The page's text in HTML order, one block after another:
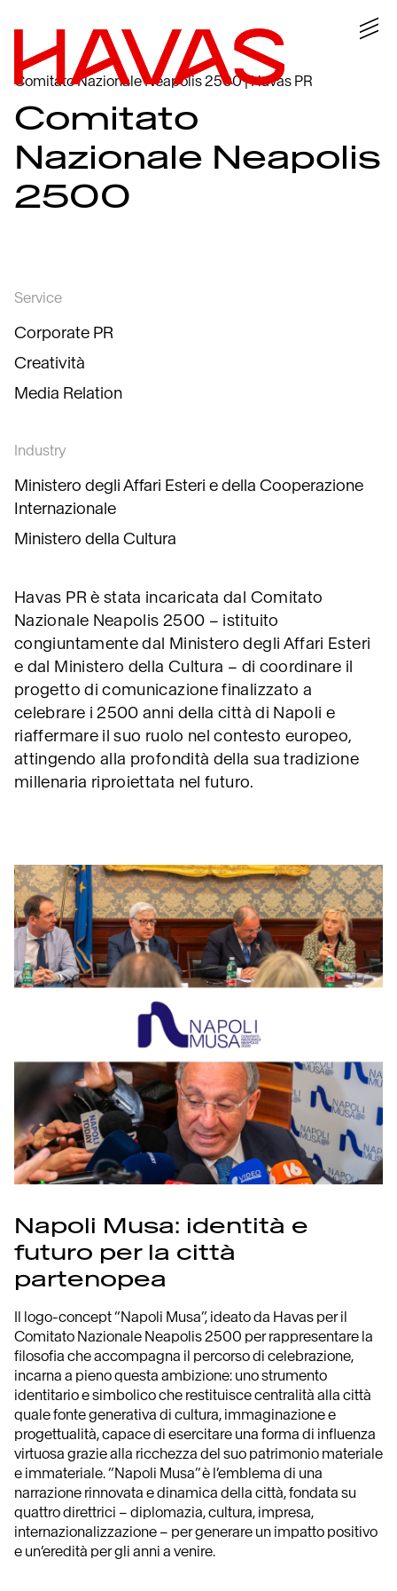
Comitato Nazionale Neapolis 2500 | Havas PR
Comitato
Nazionale Neapolis
2500
Service
Corporate PR
Creatività
Media Relation
Industry
Ministero degli Affari Esteri e della Cooperazione
Internazionale
Ministero della Cultura
Havas PR è stata incaricata dal Comitato
Nazionale Neapolis 2500 – istituito
congiuntamente dal Ministero degli Affari Esteri
e dal Ministero della Cultura – di coordinare il
progetto di comunicazione finalizzato a
celebrare i 2500 anni della città di Napoli e
riaffermare il suo ruolo nel contesto europeo,
attingendo alla profondità della sua tradizione
millenaria riproiettata nel futuro.
Napoli Musa: identità e
futuro per la città
partenopea
Il logo-concept “Napoli Musa”, ideato da Havas per il
Comitato Nazionale Neapolis 2500 per rappresentare la
filosofia che accompagna il percorso di celebrazione,
incarna a pieno questa ambizione: uno strumento
identitario e simbolico che restituisce centralità alla città
quale fonte generativa di cultura, immaginazione e
progettualità, capace di esercitare una forma di influenza
virtuosa grazie alla ricchezza del suo patrimonio materiale
e immateriale. “Napoli Musa” è l’emblema di una
narrazione rinnovata e dinamica della città, fondata su
quattro direttrici – diplomazia, cultura, impresa,
internazionalizzazione – per generare un impatto positivo
e un’eredità per gli anni a venire.